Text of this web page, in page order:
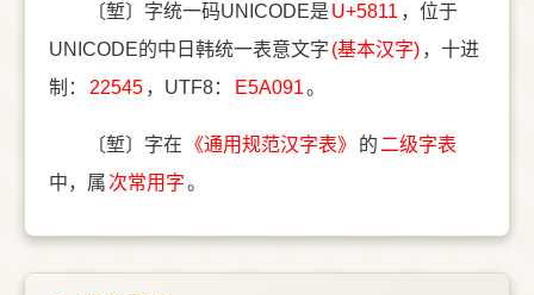
〔堑〕字统一码UNICODE是 U+5811 ，位于
UNICODE的中日韩统一表意文字 (基本汉字) ，十进
制：
22545 ，UTF8： E5A091。
〔堑〕字在 《通用规范汉字表》 的 二级字表
中，属 次常用字。